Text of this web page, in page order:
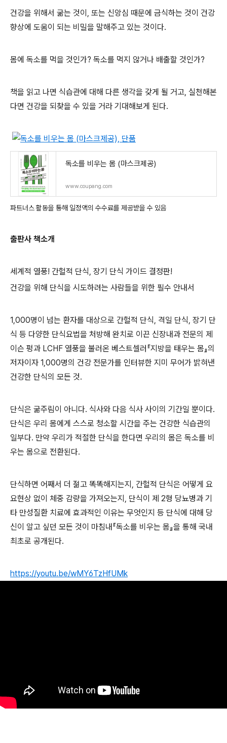
건강을 위해서 굶는 것이, 또는 신앙심 때문에 금식하는 것이 건강
향상에 도움이 되는 비밀을 말해주고 있는 것이다.
몸에 독소를 먹을 것인가? 독소를 먹지 않거나 배출할 것인가?
책을 읽고 나면 식습관에 대해 다른 생각을 갖게 될 거고, 실천해본
다면 건강을 되찾을 수 있을 거라 기대해보게 된다.
독소를 비우는 몸 (마스크제공)
www.coupang.com
파트너스 활동을 통해 일정액의 수수료를 제공받을 수 있음
출판사 책소개
세계적 열풍! 간헐적 단식, 장기 단식 가이드 결정판!
건강을 위해 단식을 시도하려는 사람들을 위한 필수 안내서
1,000명이 넘는 환자를 대상으로 간헐적 단식, 격일 단식, 장기 단
식 등 다양한 단식요법을 처방해 완치로 이끈 신장내과 전문의 제
이슨 펑과 LCHF 열풍을 불러온 베스트셀러『지방을 태우는 몸』의
저자이자 1,000명의 건강 전문가를 인터뷰한 지미 무어가 밝혀낸
건강한 단식의 모든 것.
단식은 굶주림이 아니다. 식사와 다음 식사 사이의 기간일 뿐이다.
단식은 우리 몸에게 스스로 청소할 시간을 주는 건강한 식습관의
일부다. 만약 우리가 적절한 단식을 한다면 우리의 몸은 독소를 비
우는 몸으로 전환된다.
단식하면 어째서 더 젊고 똑똑해지는지, 간헐적 단식은 어떻게 요
요현상 없이 체중 감량을 가져오는지, 단식이 제 2형 당뇨병과 기
타 만성질환 치료에 효과적인 이유는 무엇인지 등 단식에 대해 당
신이 알고 싶던 모든 것이 마침내『독소를 비우는 몸』을 통해 국내
최초로 공개된다.
https://youtu.be/wMY6TzHfUMk